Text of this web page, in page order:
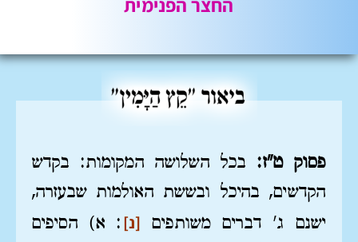
פסוק ט"ז: בכל השלושה המקומות: בקדש
הקדשים, בהיכל ובששת האולמות שבעזרה,
ישנם ג' דברים משותפים [נ]: א) הסיפים